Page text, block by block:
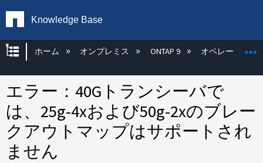
Knowledge Base
グローバル階層を展開/折りたたむ
ホーム オンプレミス ONTAP 9 オペレーティン
エラー：40Gトランシーバで
は、25g-4xおよび50g-2xのブレー
クアウトマップはサポートされ
ません